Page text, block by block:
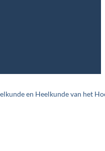
en Heelkunde van het